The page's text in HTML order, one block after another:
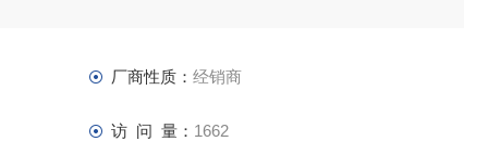
厂商性质： 经销商
访 问 量： 1662